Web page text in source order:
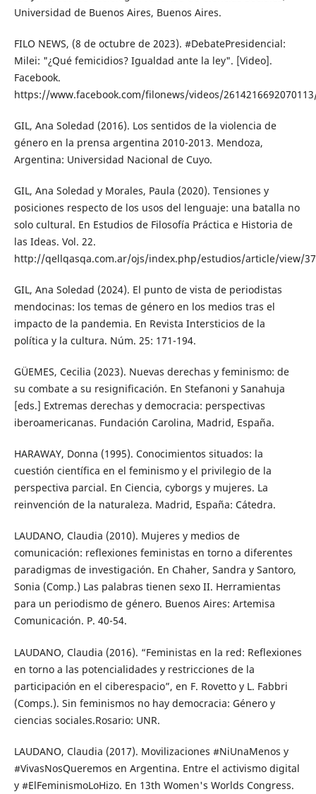
Universidad de Buenos Aires, Buenos Aires.
FILO NEWS, (8 de octubre de 2023). #DebatePresidencial:
Milei: "¿Qué femicidios? Igualdad ante la ley". [Video].
Facebook.
https://www.facebook.com/filonews/videos/
GIL, Ana Soledad (2016). Los sentidos de la violencia de
género en la prensa argentina 2010-2013. Mendoza,
Argentina: Universidad Nacional de Cuyo.
GIL, Ana Soledad y Morales, Paula (2020). Tensiones y
posiciones respecto de los usos del lenguaje: una batalla no
solo cultural. En Estudios de Filosofía Práctica e Historia de
las Ideas. Vol. 22.
http://qellqasqa.com.ar/ojs/index.php/estudios/article/view/
GIL, Ana Soledad (2024). El punto de vista de periodistas
mendocinas: los temas de género en los medios tras el
impacto de la pandemia. En Revista Intersticios de la
política y la cultura. Núm. 25: 171-194.
GÜEMES, Cecilia (2023). Nuevas derechas y feminismo: de
su combate a su resignificación. En Stefanoni y Sanahuja
[eds.] Extremas derechas y democracia: perspectivas
iberoamericanas. Fundación Carolina, Madrid, España.
HARAWAY, Donna (1995). Conocimientos situados: la
cuestión científica en el feminismo y el privilegio de la
perspectiva parcial. En Ciencia, cyborgs y mujeres. La
reinvención de la naturaleza. Madrid, España: Cátedra.
LAUDANO, Claudia (2010). Mujeres y medios de
comunicación: reflexiones feministas en torno a diferentes
paradigmas de investigación. En Chaher, Sandra y Santoro,
Sonia (Comp.) Las palabras tienen sexo II. Herramientas
para un periodismo de género. Buenos Aires: Artemisa
Comunicación. P. 40-54.
LAUDANO, Claudia (2016). “Feministas en la red: Reflexiones
en torno a las potencialidades y restricciones de la
participación en el ciberespacio”, en F. Rovetto y L. Fabbri
(Comps.). Sin feminismos no hay democracia: Género y
ciencias sociales.Rosario: UNR.
LAUDANO, Claudia (2017). Movilizaciones #NiUnaMenos y
#VivasNosQueremos en Argentina. Entre el activismo digital
y #ElFeminismoLoHizo. En 13th Women's Worlds Congress.